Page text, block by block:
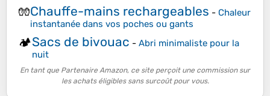
🧤Chauffe-mains rechargeables - Chaleur
instantanée dans vos poches ou gants
🏕️Sacs de bivouac - Abri minimaliste pour la
nuit
En tant que Partenaire Amazon, ce site perçoit une commission sur
les achats éligibles sans surcoût pour vous.